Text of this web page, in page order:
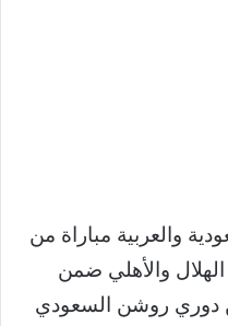
والعربية مباراة من
الهلال والأهلي ضمن
دوري روشن السعودي